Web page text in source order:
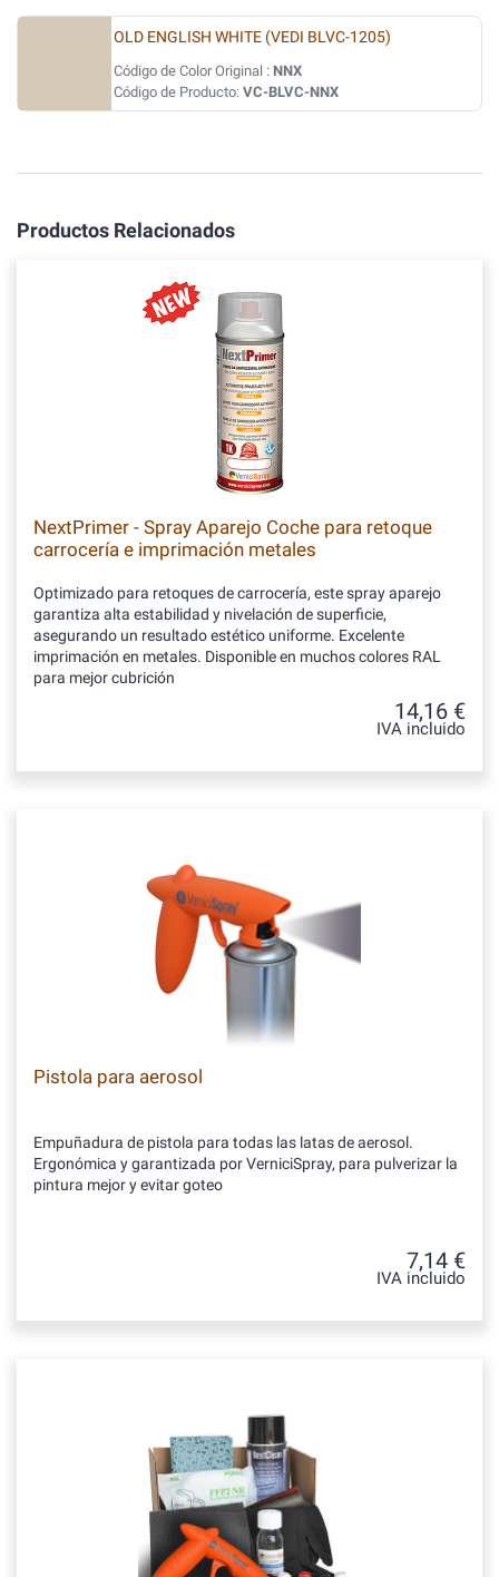
OLD ENGLISH WHITE (VEDI BLVC-1205)
Código de Color Original : NNX
Código de Producto: VC-BLVC-NNX
Productos Relacionados
NextPrimer - Spray Aparejo Coche para retoque
carrocería e imprimación metales
Optimizado para retoques de carrocería, este spray aparejo
garantiza alta estabilidad y nivelación de superficie,
asegurando un resultado estético uniforme. Excelente
imprimación en metales. Disponible en muchos colores RAL
para mejor cubrición
14,16 €
IVA incluido
Pistola para aerosol
Empuñadura de pistola para todas las latas de aerosol.
Ergonómica y garantizada por VerniciSpray, para pulverizar la
pintura mejor y evitar goteo
7,14 €
IVA incluido